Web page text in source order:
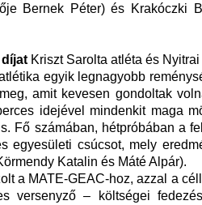
Bernek Péter) és Krakóczki
Kriszt Sarolta atléta és
egyik legnagyobb
amit kevesen gondoltak
idejével mindenkit maga
Fő számában, hétpróbában a
egyesületi csúcsot, mely
Katalin és Máté Alpár).
a MATE-GEAC-hoz, azzal a
versenyző – költségei